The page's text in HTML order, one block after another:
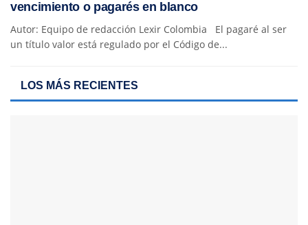
vencimiento o pagarés en blanco
Autor: Equipo de redacción Lexir Colombia El pagaré al ser
un título valor está regulado por el Código de...
LOS MÁS RECIENTES